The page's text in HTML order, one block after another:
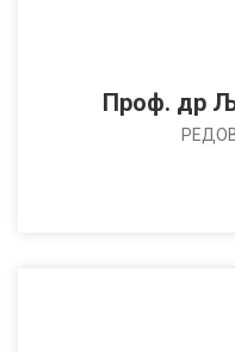
Проф. др